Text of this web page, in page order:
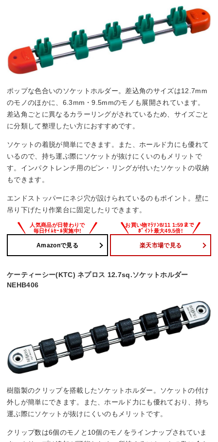
ポップな色合いのソケットホルダー。差込角のサイズは12.7mm
のモノのほかに、6.3mm・9.5mmのモノも展開されています。
差込角ごとに異なるカラーリングがされているため、サイズごと
に分類して整理したい方におすすめです。
ソケットの着脱が簡単にできます。また、ホールド力にも優れて
いるので、持ち運ぶ際にソケットが抜けにくいのもメリットで
す。インパクトレンチ用のピン・リングが付いたソケットの収納
もできます。
エンドストッパーにネジ穴が設けられているのもポイント。壁に
吊り下げたり作業台に固定したりできます。
Amazonで見る 楽天市場で見る
ケーティーシー(KTC) ネプロス 12.7sq.ソケットホルダー
NEHB406
樹脂製のクリップを搭載したソケットホルダー。ソケットの付け
外しが簡単にできます。また、ホールド力にも優れており、持ち
運ぶ際にソケットが抜けにくいのもメリットです。
クリップ数は6個のモノと10個のモノをラインナップされていま